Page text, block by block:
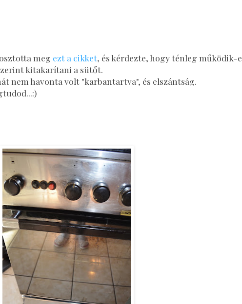
meg ezt a cikket, és kérdezte, hogy ténleg működik-
kitakarítani a sütőt.
nem havonta volt "karbantartva", és elszántság.